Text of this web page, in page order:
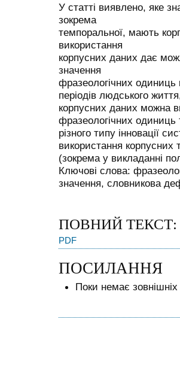
У статті виявлено, яке
зокрема
темпоральної, мають
використання
корпусних даних дає
значення
фразеологічних одиниць
періодів людського
корпусних даних можна
фразеологічних одиниць
різного типу інновації
використання корпусних
(зокрема у викладанні
Ключові слова:
значення, словникова
ПОВНИЙ ТЕКСТ:
PDF
ПОСИЛАННЯ
Поки немає